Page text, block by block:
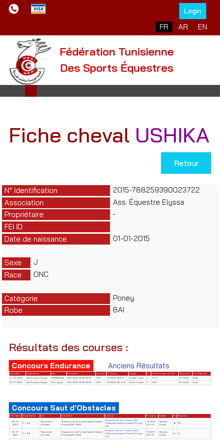
Login
Sélectionnez votre
FR AR EN
Fédération Tunisienne
Des Sports Équestres
Fiche cheval USHIKA
Retour
N° Identification
2015-788259390023722
Association
Ass. Équestre Elyssa
Propriétaire
-
FEI ID
Date de naissance
01-01-2015
Sexe
J
Race
ONC
Catégorie
Poney
Robe
BAI
Résultats des courses :
Concours Endurance Anciens Résultats
Date début Organisateur Lieu Evènement Epreuve N° Licence Cavalier Clt Vitesse Moyenne Final Temps final
Code Résultat
31-05-2026
Ass. Équestre Elyssa MORNAGUIA CED-CEQ1-CEQ2-CEQ3 CED TN-2012-84941 Oueslati Zayd 1 11.54 01:44:00
QUAL
25-01-2025
Ass. Équestre Elyssa Mornaguia CED-CEQ1-CEQ2-CEQ3 CED TN-2010-86458 Kouki Youssef 3 11.32 01:46:00 Qual
Concours Saut d'Obstacles
Date début Organisateur Lieu Evènement Epreuve N° License Cavalier Clt Résultats
03-07-
2026
F.T.S.E
Hippoclub –
Chorfech
Championnat de Tunisie Cavaliers Cadets/
Poneys 2025-2026
Championnat de Tunisie de Saut
d'Obstacles catégorie Cadets/Poneys
(J2)
TN-2015-
30592
Hammami
Chaima
NP NP
03-07-
2026
F.T.S.E
Hippoclub –
Chorfech
Championnat de Tunisie Cavaliers Cadets/
Poneys 2025-2026
Championnat de Tunisie de Saut
d'Obstacles catégorie Cadets/Poneys
(J1)
TN-2015-
30592
Hammami
Chaima
EL EL